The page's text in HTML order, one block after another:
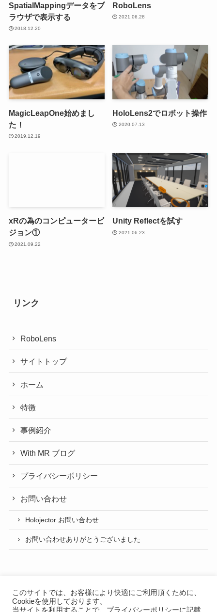
SpatialMappingデータをブ
ラウザで表示する
2018.12.20
RoboLens
2021.06.28
MagicLeapOne始めまし
た！
2019.12.19
HoloLens2でロボット操作
2020.07.13
xRの為のコンピュータービ
ジョン①
2021.09.22
Unity Reflectを試す
2021.06.23
リンク
RoboLens
サイトトップ
ホーム
特徴
事例紹介
With MR ブログ
プライバシーポリシー
お問い合わせ
Holojector お問い合わせ
お問い合わせありがとうございました
このサイトでは、お客様により快適にご利用頂くために、
Cookieを使用しております。
当サイトを利用することで、 プライバシーポリシーに記載